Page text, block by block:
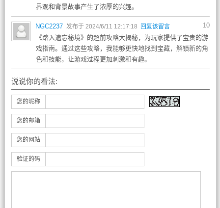
界观和背景故事产生了浓厚的兴趣。
10
NGC2237 发布于 2024/6/11 12:17:18 回复该留言
《踏入遗忘秘境》的超前攻略大揭秘，为玩家提供了宝贵的游
戏指南。通过这些攻略，我能够更快地找到宝藏，解锁新的角
色和技能，让游戏过程更加刺激和有趣。
说说你的看法:
您的昵称
您的邮箱
您的网站
验证的码